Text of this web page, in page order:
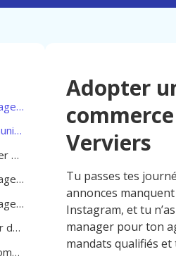
Adopter un community manager pour son commerce pour Agent immobilier à Verviers
Comment adopter un community manager pour son commerce pour Agent immobilier à Verviers
Stratégie locale pour Adopter un community manager pour son commerce pour Agent immobilier à Verviers
Adopter un community manager pour son commerce pour Agent immobilier à Verviers
Adopter un community manager pour son commerce pour Agent immobilier à Verviers
Combien de temps pour voir des résultats avec un community manager à Verviers
Alternatives à Adopter un community manager pour son commerce pour Agent immobilier à Verviers
Adopter
Verviers
Tu passes tes
annonces
Instagram, et tu
manager pour ton
mandats qualifiés